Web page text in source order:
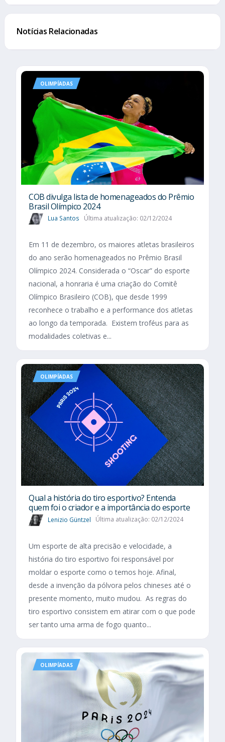
Notícias Relacionadas
OLIMPÍADAS
COB divulga lista de homenageados do Prêmio
Brasil Olímpico 2024
Lua Santos Última atualização: 02/12/2024
Em 11 de dezembro, os maiores atletas brasileiros
do ano serão homenageados no Prêmio Brasil
Olímpico 2024. Considerada o “Oscar” do esporte
nacional, a honraria é uma criação do Comitê
Olímpico Brasileiro (COB), que desde 1999
reconhece o trabalho e a performance dos atletas
ao longo da temporada. Existem troféus para as
modalidades coletivas e...
OLIMPÍADAS
Qual a história do tiro esportivo? Entenda
quem foi o criador e a importância do esporte
Lenizio Güntzel Última atualização: 02/12/2024
Um esporte de alta precisão e velocidade, a
história do tiro esportivo foi responsável por
moldar o esporte como o temos hoje. Afinal,
desde a invenção da pólvora pelos chineses até o
presente momento, muito mudou. As regras do
tiro esportivo consistem em atirar com o que pode
ser tanto uma arma de fogo quanto...
OLIMPÍADAS